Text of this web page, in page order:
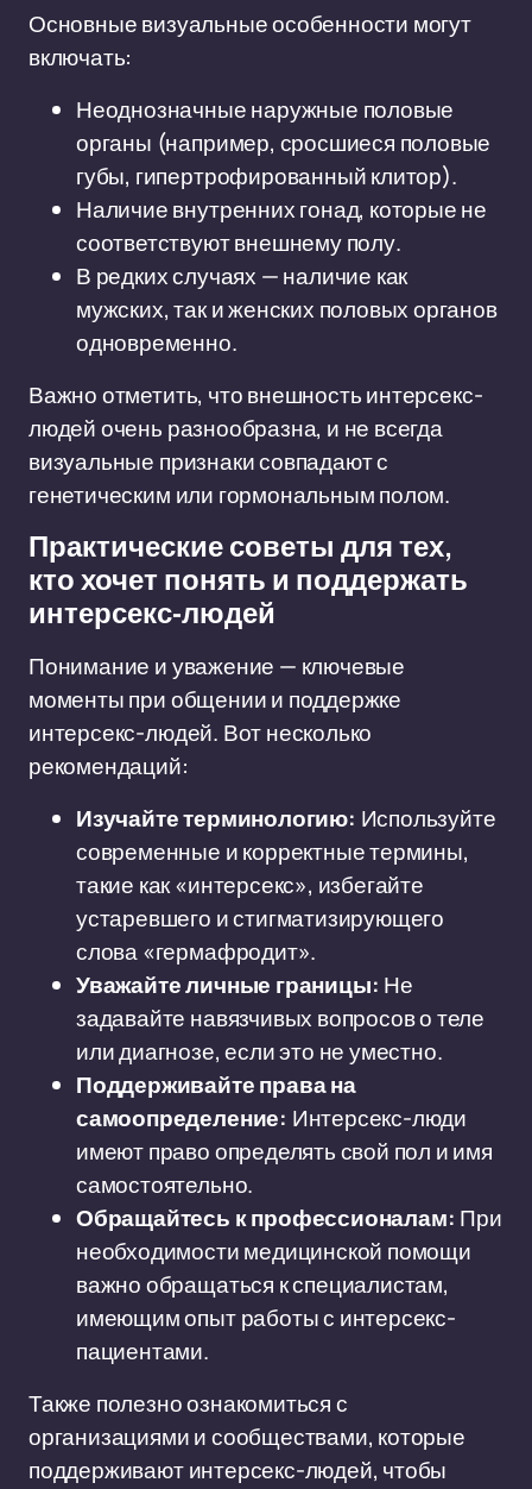
Основные визуальные особенности могут
включать:
Неоднозначные наружные половые
органы (например, сросшиеся половые
губы, гипертрофированный клитор).
Наличие внутренних гонад, которые не
соответствуют внешнему полу.
В редких случаях — наличие как
мужских, так и женских половых органов
одновременно.
Важно отметить, что внешность интерсекс-
людей очень разнообразна, и не всегда
визуальные признаки совпадают с
генетическим или гормональным полом.
Практические советы для тех,
кто хочет понять и поддержать
интерсекс-людей
Понимание и уважение — ключевые
моменты при общении и поддержке
интерсекс-людей. Вот несколько
рекомендаций:
Изучайте терминологию: Используйте
современные и корректные термины,
такие как «интерсекс», избегайте
устаревшего и стигматизирующего
слова «гермафродит».
Уважайте личные границы: Не
задавайте навязчивых вопросов о теле
или диагнозе, если это не уместно.
Поддерживайте права на
самоопределение: Интерсекс-люди
имеют право определять свой пол и имя
самостоятельно.
Обращайтесь к профессионалам: При
необходимости медицинской помощи
важно обращаться к специалистам,
имеющим опыт работы с интерсекс-
пациентами.
Также полезно ознакомиться с
организациями и сообществами, которые
поддерживают интерсекс-людей, чтобы